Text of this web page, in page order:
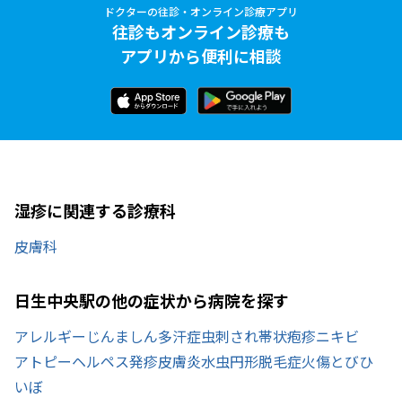
ドクターの往診・オンライン診療アプリ
往診もオンライン診療も
アプリから便利に相談
湿疹に関連する診療科
皮膚科
日生中央駅の他の症状から病院を探す
アレルギー じんましん多汗症虫刺され帯状疱疹ニキビ
アトピーヘルペス発疹皮膚炎水虫円形脱毛症火傷とびひ
いぼ